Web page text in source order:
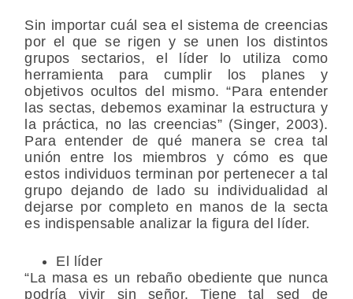
Sin importar cuál sea el sistema de creencias
por el que se rigen y se unen los distintos
grupos sectarios, el líder lo utiliza como
herramienta para cumplir los planes y
objetivos ocultos del mismo. “Para entender
las sectas, debemos examinar la estructura y
la práctica, no las creencias” (Singer, 2003).
Para entender de qué manera se crea tal
unión entre los miembros y cómo es que
estos individuos terminan por pertenecer a tal
grupo dejando de lado su individualidad al
dejarse por completo en manos de la secta
es indispensable analizar la figura del líder.
El líder
“La masa es un rebaño obediente que nunca
podría vivir sin señor. Tiene tal sed de